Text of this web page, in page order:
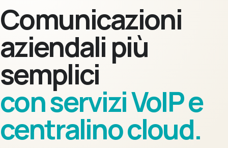
Comunicazioni
aziendali più
semplici
con servizi VoIP e
centralino cloud.